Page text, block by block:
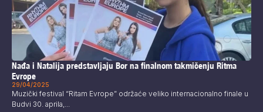
Nađa i Natalija predstavljaju Bor na finalnom takmičenju Ritma
Evrope
29/04/2025
Muzički festival “Ritam Evrope” održaće veliko internacionalno finale u
Budvi 30. aprila,...